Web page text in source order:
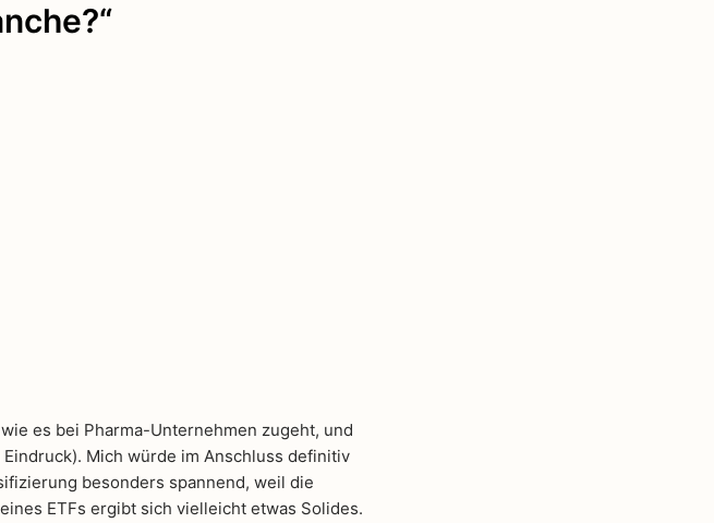
es bei Pharma-Unternehmen zugeht, und
Mich würde im Anschluss definitiv
besonders spannend, weil die
ETFs ergibt sich vielleicht etwas Solides.